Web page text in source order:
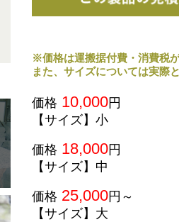
※価格は運搬据付費・消費税
また、サイズについては実際
価格 10,000円
【サイズ】小
価格 18,000円
【サイズ】中
価格 25,000円～
【サイズ】大